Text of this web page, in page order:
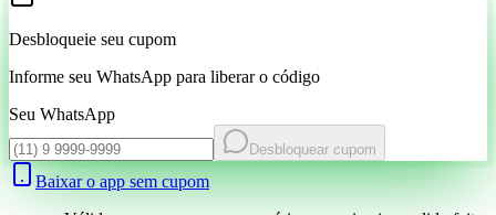
Desbloqueie seu cupom
Informe seu WhatsApp para liberar o código
Seu WhatsApp
Desbloquear cupom
Baixar o app sem cupom